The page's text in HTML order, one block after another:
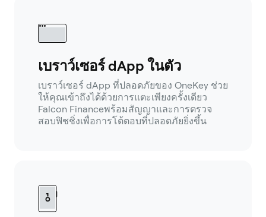
เบราว์เซอร์ dApp ในตัว
เบราว์เซอร์ dApp ที่ปลอดภัยของ OneKey ช่วย
ให้คุณเข้าถึงได้ด้วยการแตะเพียงครั้งเดียว
Falcon Financeพร้อมสัญญาและการตรวจ
สอบฟิชชิ่งเพื่อการโต้ตอบที่ปลอดภัยยิ่งขึ้น